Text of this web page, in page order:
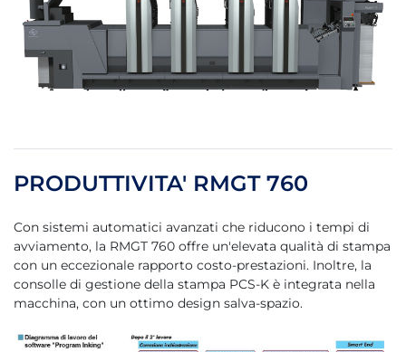
PRODUTTIVITA' RMGT 760
Con sistemi automatici avanzati che riducono i tempi di
avviamento, la RMGT 760 offre un'elevata qualità di stampa
con un eccezionale rapporto costo-prestazioni. Inoltre, la
consolle di gestione della stampa PCS-K è integrata nella
macchina, con un ottimo design salva-spazio.